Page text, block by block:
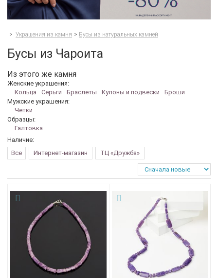
> Украшения из камня > Бусы из натуральных камней
Бусы из Чароита
Из этого же камня
Женские украшения:
Кольца
Серьги Браслеты Кулоны и подвески
Броши
Мужские украшения:
Четки
Образцы:
Галтовка
Наличие:
Все
Интернет-магазин ТЦ «Дружба»